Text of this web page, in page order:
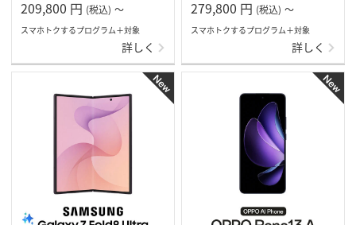
209,800 円 (税込) ～
スマホトクするプログラム＋対象
詳しく
279,800 円 (税込) ～
スマホトクするプログラム＋対象
詳しく